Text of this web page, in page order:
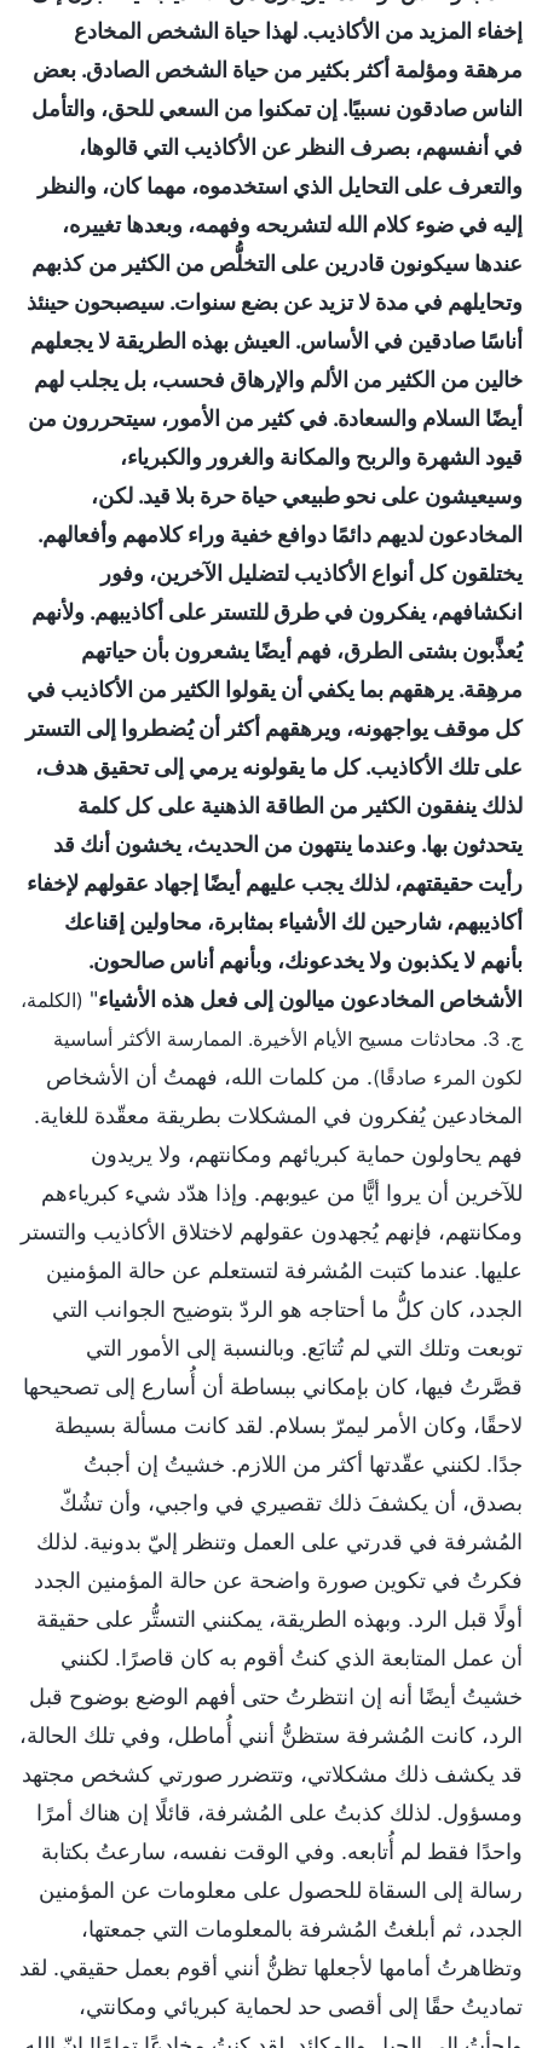
إخفاء المزيد من الأكاذيب. لهذا حياة الشخص المخادع
مرهقة ومؤلمة أكثر بكثير من حياة الشخص الصادق. بعض
الناس صادقون نسبيًا. إن تمكنوا من السعي للحق، والتأمل
في أنفسهم، بصرف النظر عن الأكاذيب التي قالوها،
والتعرف على التحايل الذي استخدموه، مهما كان، والنظر
إليه في ضوء كلام الله لتشريحه وفهمه، وبعدها تغييره،
عندها سيكونون قادرين على التخلُّص من الكثير من كذبهم
وتحايلهم في مدة لا تزيد عن بضع سنوات. سيصبحون حينئذ
أناسًا صادقين في الأساس. العيش بهذه الطريقة لا يجعلهم
خالين من الكثير من الألم والإرهاق فحسب، بل يجلب لهم
أيضًا السلام والسعادة. في كثير من الأمور، سيتحررون من
قيود الشهرة والربح والمكانة والغرور والكبرياء،
وسيعيشون على نحو طبيعي حياة حرة بلا قيد. لكن،
المخادعون لديهم دائمًا دوافع خفية وراء كلامهم وأفعالهم.
يختلقون كل أنواع الأكاذيب لتضليل الآخرين، وفور
انكشافهم، يفكرون في طرق للتستر على أكاذيبهم. ولأنهم
يُعذَّبون بشتى الطرق، فهم أيضًا يشعرون بأن حياتهم
مرهِقة. يرهقهم بما يكفي أن يقولوا الكثير من الأكاذيب في
كل موقف يواجهونه، ويرهقهم أكثر أن يُضطروا إلى التستر
على تلك الأكاذيب. كل ما يقولونه يرمي إلى تحقيق هدف،
لذلك ينفقون الكثير من الطاقة الذهنية على كل كلمة
يتحدثون بها. وعندما ينتهون من الحديث، يخشون أنك قد
رأيت حقيقتهم، لذلك يجب عليهم أيضًا إجهاد عقولهم لإخفاء
أكاذيبهم، شارحين لك الأشياء بمثابرة، محاولين إقناعك
بأنهم لا يكذبون ولا يخدعونك، وبأنهم أناس صالحون.
الأشخاص المخادعون ميالون إلى فعل هذه الأشياء" (الكلمة،
ج. 3. محادثات مسيح الأيام الأخيرة. الممارسة الأكثر أساسية
لكون المرء صادقًا). من كلمات الله، فهمتُ أن الأشخاص
المخادعين يُفكرون في المشكلات بطريقة معقّدة للغاية.
فهم يحاولون حماية كبريائهم ومكانتهم، ولا يريدون
للآخرين أن يروا أيًّا من عيوبهم. وإذا هدّد شيء كبرياءهم
ومكانتهم، فإنهم يُجهدون عقولهم لاختلاق الأكاذيب والتستر
عليها. عندما كتبت المُشرفة لتستعلم عن حالة المؤمنين
الجدد، كان كلُّ ما أحتاجه هو الردّ بتوضيح الجوانب التي
توبعت وتلك التي لم تُتابَع. وبالنسبة إلى الأمور التي
قصَّرتُ فيها، كان بإمكاني ببساطة أن أُسارع إلى تصحيحها
لاحقًا، وكان الأمر ليمرّ بسلام. لقد كانت مسألة بسيطة
جدًا. لكنني عقّدتها أكثر من اللازم. خشيتُ إن أجبتُ
بصدق، أن يكشفَ ذلك تقصيري في واجبي، وأن تشُكّ
المُشرفة في قدرتي على العمل وتنظر إليّ بدونية. لذلك
فكرتُ في تكوين صورة واضحة عن حالة المؤمنين الجدد
أولًا قبل الرد. وبهذه الطريقة، يمكنني التستُّر على حقيقة
أن عمل المتابعة الذي كنتُ أقوم به كان قاصرًا. لكنني
خشيتُ أيضًا أنه إن انتظرتُ حتى أفهم الوضع بوضوح قبل
الرد، كانت المُشرفة ستظنُّ أنني أُماطل، وفي تلك الحالة،
قد يكشف ذلك مشكلاتي، وتتضرر صورتي كشخص مجتهد
ومسؤول. لذلك كذبتُ على المُشرفة، قائلًا إن هناك أمرًا
واحدًا فقط لم أُتابعه. وفي الوقت نفسه، سارعتُ بكتابة
رسالة إلى السقاة للحصول على معلومات عن المؤمنين
الجدد، ثم أبلغتُ المُشرفة بالمعلومات التي جمعتها،
وتظاهرتُ أمامها لأجعلها تظنُّ أنني أقوم بعمل حقيقي. لقد
تماديتُ حقًا إلى أقصى حد لحماية كبريائي ومكانتي،